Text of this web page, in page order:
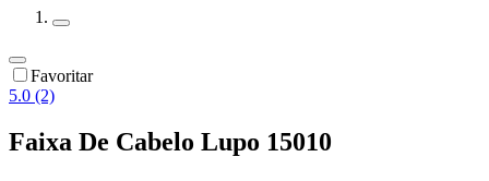
Favoritar
5.0 (2)
Faixa De Cabelo Lupo 15010